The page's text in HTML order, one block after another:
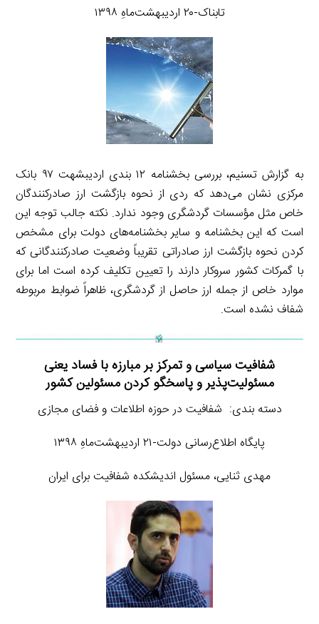
تابناک-۲۰ اردیبهشت‌ماهِ ۱۳۹۸
به گزارش تسنیم، بررسی بخشنامه ۱۲ بندی اردیبشهت ۹۷ بانک
مرکزی نشان می‌دهد که ردی از نحوه بازگشت ارز صادرکنندگان
خاص مثل مؤسسات گردشگری وجود ندارد. نکته جالب توجه این
است که این بخشنامه و سایر بخشنامه‌های دولت برای مشخص
کردن نحوه بازگشت ارز صادراتی تقریباً وضعیت صادرکنندگانی که
با گمرکات کشور سروکار دارند را تعیین تکلیف کرده است اما برای
موارد خاص از جمله ارز حاصل از گردشگری، ظاهراً ضوابط مربوطه
شفاف نشده است.
شفافیت سیاسی و تمرکز بر مبارزه با فساد یعنی
مسئولیت‌پذیر و پاسخگو کردن مسئولین کشور
دسته بندی: شفافیت در حوزه اطلاعات و فضای مجازی
پایگاه اطلاع‌رسانی دولت-۲۱ اردیبهشت‌ماهِ ۱۳۹۸
مهدی ثنایی، مسئول اندیشکده شفافیت برای ایران